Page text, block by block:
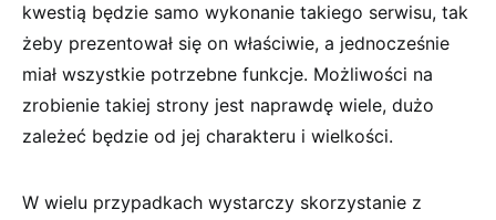
kwestią będzie samo wykonanie takiego serwisu, tak
żeby prezentował się on właściwie, a jednocześnie
miał wszystkie potrzebne funkcje. Możliwości na
zrobienie takiej strony jest naprawdę wiele, dużo
zależeć będzie od jej charakteru i wielkości.
W wielu przypadkach wystarczy skorzystanie z